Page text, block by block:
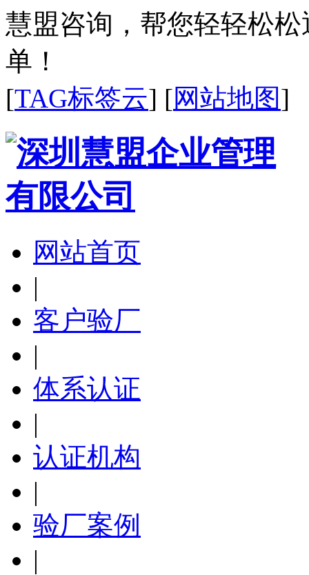
慧盟咨询，帮您轻轻松
单！
[TAG标签云] [网站地图]
网站首页
|
客户验厂
|
体系认证
|
认证机构
|
验厂案例
|